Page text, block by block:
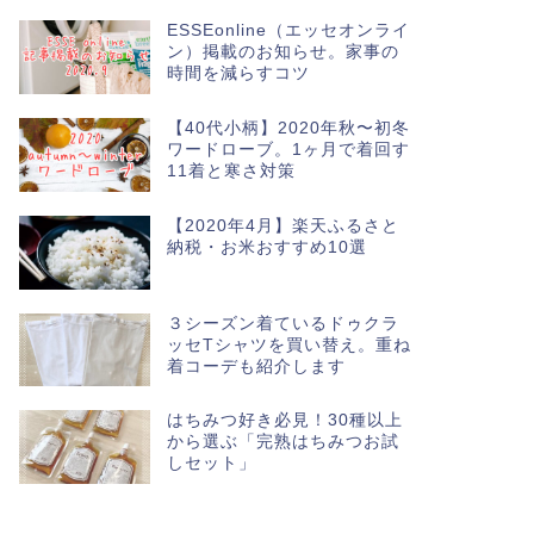
ESSEonline（エッセオンライ
ン）掲載のお知らせ。家事の
時間を減らすコツ
【40代小柄】2020年秋〜初冬
ワードローブ。1ヶ月で着回す
11着と寒さ対策
【2020年4月】楽天ふるさと
納税・お米おすすめ10選
３シーズン着ているドゥクラ
ッセTシャツを買い替え。重ね
着コーデも紹介します
はちみつ好き必見！30種以上
から選ぶ「完熟はちみつお試
しセット」